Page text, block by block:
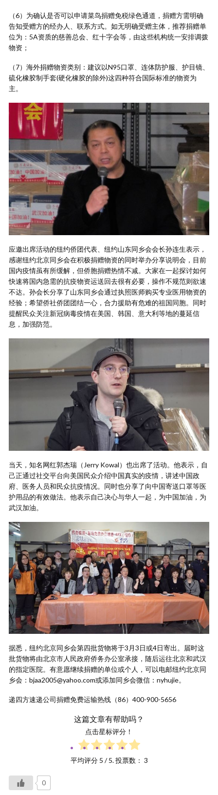
（6）为确认是否可以申请菜鸟捐赠免税绿色通道，捐赠方需明确
告知受赠方的经办人、联系方式。如无明确受赠主体，推荐捐赠单
位为：5A资质的慈善总会、红十字会等，由这些机构统一安排调拨
物资；
（7）海外捐赠物资类别：建议以N95口罩、连体防护服、护目镜、
硫化橡胶制手套(硬化橡胶的除外)这四种符合国际标准的物资为
主。
应邀出席活动的纽约侨团代表、纽约山东同乡会会长孙连生表示，
感谢纽约北京同乡会在积极捐赠物资的同时举办分享说明会，目前
国内疫情虽有所缓解，但侨胞捐赠热情不减。大家在一起探讨如何
快速将国内急需的抗疫物资运送回去很有必要，操作不规范则欲速
不达。孙会长分享了山东同乡会通过执照医师购买专业医用物资的
经验；希望侨社侨团团结一心，合力援助有危难的祖国同胞。同时
提醒民众关注新冠病毒疫情在美国、韩国、意大利等地的蔓延信
息，加强防范。
当天，知名网红郭杰瑞（Jerry Kowal）也出席了活动。他表示，自
己正通过社交平台向美国民众介绍中国真实的疫情，讲述中国政
府、医务人员和民众抗疫情况。同时也分享了向中国寄送口罩等医
护用品的有效做法。他表示自己决心与华人一起，为中国加油，为
武汉加油。
据悉，纽约北京同乡会第四批货物将于3月3日或4日寄出。届时这
批货物将由北京市人民政府侨务办公室承接，随后运往北京和武汉
的指定医院。有意愿继续捐赠的单位或个人，可以电邮纽约北京同
乡会：bjaa2005@yahoo.com或添加同乡会微信：nyhujie。
递四方速递公司捐赠免费运输热线（86）400-900-5656
这篇文章有帮助吗？
点击星标评分！
平均评分 5 / 5. 投票数： 3
0